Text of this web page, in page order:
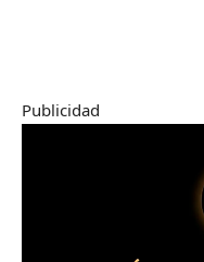
Publicidad